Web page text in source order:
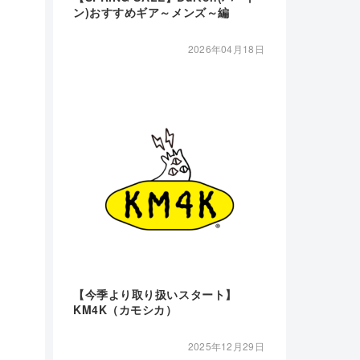
ン)おすすめギア～メンズ～編
2026年04月18日
【今季より取り扱いスタート】
KM4K（カモシカ）
2025年12月29日